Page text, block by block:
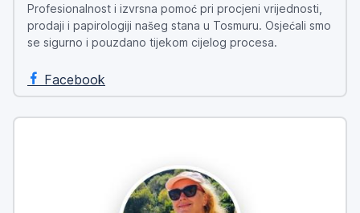
Profesionalnost i izvrsna pomoć pri procjeni vrijednosti,
prodaji i papirologiji našeg stana u Tosmuru. Osjećali smo
se sigurno i pouzdano tijekom cijelog procesa.
Facebook